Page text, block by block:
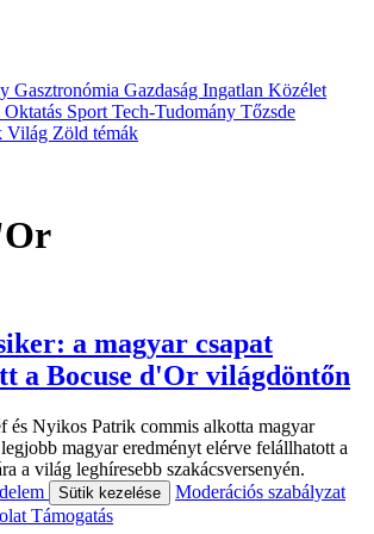
Gasztronómia Gazdaság Ingatlan Közélet
Oktatás Sport Tech-Tudomány Tőzsde
Világ Zöld témák
a magyar csapat
a Bocuse d'Or világdöntőn
és Nyikos Patrik commis alkotta magyar
magyar eredményt elérve felállhatott a
a világ leghíresebb szakácsversenyén.
Sütik kezelése
Moderációs szabályzat
Támogatás